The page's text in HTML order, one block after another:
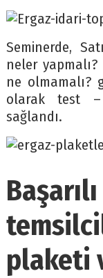
Seminerde,
neler
ne olmamalı?
olarak test –
sağlandı.
plaketi